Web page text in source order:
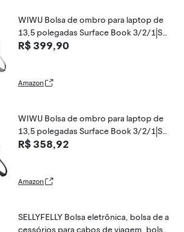
WIWU Bolsa de ombro para laptop de
13,5 polegadas Surface Book 3/2/1|Su
rface Laptop 3/2/1 capa de transporte
R$ 399,90
Amazon
WIWU Bolsa de ombro para laptop de
13,5 polegadas Surface Book 3/2/1|Su
rface Laptop 3/2/1 capa de transporte
R$ 358,92
Amazon
SELLYFELLY Bolsa eletrônica, bolsa de a
cessórios para cabos de viagem, bolsa